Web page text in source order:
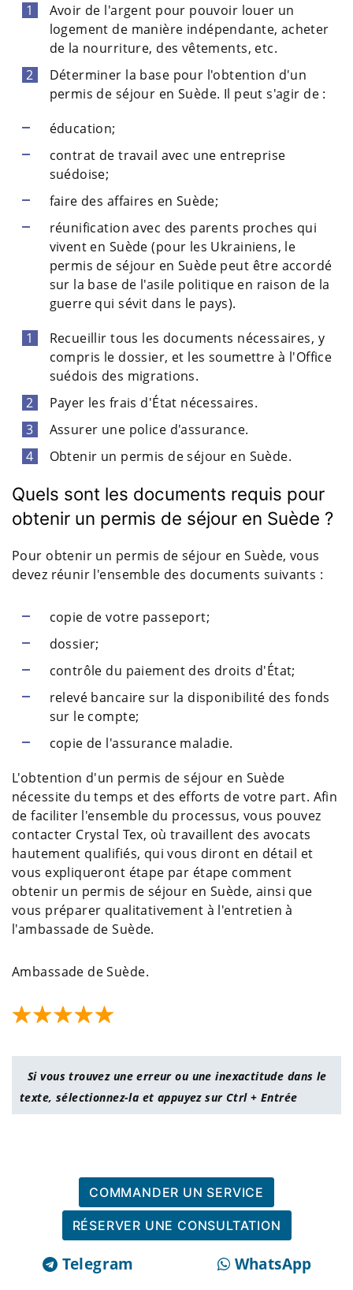
Avoir de l'argent pour pouvoir louer un
logement de manière indépendante, acheter
de la nourriture, des vêtements, etc.
Déterminer la base pour l'obtention d'un
permis de séjour en Suède. Il peut s'agir de :
éducation;
contrat de travail avec une entreprise
suédoise;
faire des affaires en Suède;
réunification avec des parents proches qui
vivent en Suède (pour les Ukrainiens, le
permis de séjour en Suède peut être accordé
sur la base de l'asile politique en raison de la
guerre qui sévit dans le pays).
Recueillir tous les documents nécessaires, y
compris le dossier, et les soumettre à l'Office
suédois des migrations.
Payer les frais d'État nécessaires.
Assurer une police d'assurance.
Obtenir un permis de séjour en Suède.
Quels sont les documents requis pour
obtenir un permis de séjour en Suède ?
Pour obtenir un permis de séjour en Suède, vous
devez réunir l'ensemble des documents suivants :
copie de votre passeport;
dossier;
contrôle du paiement des droits d'État;
relevé bancaire sur la disponibilité des fonds
sur le compte;
copie de l'assurance maladie.
L'obtention d'un permis de séjour en Suède
nécessite du temps et des efforts de votre part. Afin
de faciliter l'ensemble du processus, vous pouvez
contacter Crystal Tex, où travaillent des avocats
hautement qualifiés, qui vous diront en détail et
vous expliqueront étape par étape comment
obtenir un permis de séjour en Suède, ainsi que
vous préparer qualitativement à l'entretien à
l'ambassade de Suède.
Ambassade de Suède.
Si vous trouvez une erreur ou une inexactitude dans le
texte, sélectionnez-la et appuyez sur Ctrl + Entrée
COMMANDER UN SERVICE
RÉSERVER UNE CONSULTATION
Telegram WhatsApp